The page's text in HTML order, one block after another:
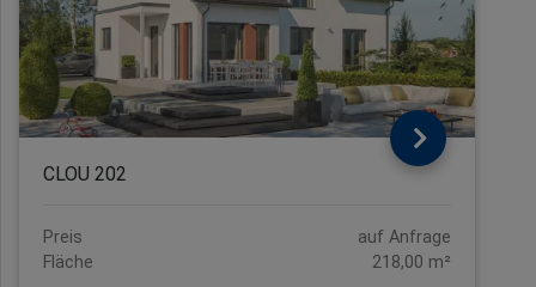
CLOU 202
Preis
auf Anfrage
Fläche
218,00 m²